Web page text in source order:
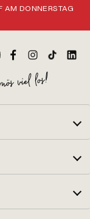
AM DONNERSTAG